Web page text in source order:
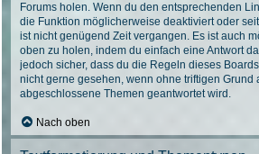
Forums holen. Wenn du den entsprechenden
die Funktion möglicherweise deaktiviert oder
ist nicht genügend Zeit vergangen. Es ist auch
oben zu holen, indem du einfach eine Antwort
jedoch sicher, dass du die Regeln dieses
nicht gerne gesehen, wenn ohne triftigen Grund
abgeschlossene Themen geantwortet wird.
Nach oben